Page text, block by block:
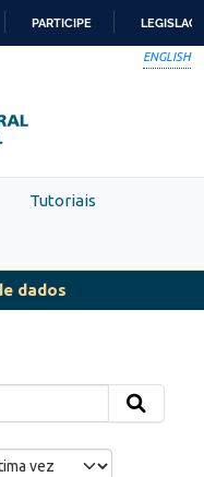
PARTICIPE
ENGLISH
Tutoriais
dados